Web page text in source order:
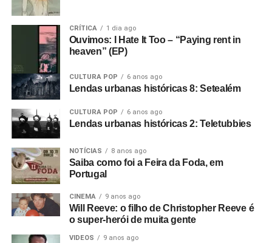
CRÍTICA 1 dia ago
Ouvimos: I Hate It Too – “Paying rent in
heaven” (EP)
CULTURA POP 6 anos ago
Lendas urbanas históricas 8: Setealém
CULTURA POP 6 anos ago
Lendas urbanas históricas 2: Teletubbies
NOTÍCIAS 8 anos ago
Saiba como foi a Feira da Foda, em
Portugal
CINEMA 9 anos ago
Will Reeve: o filho de Christopher Reeve é
o super-herói de muita gente
VIDEOS 9 anos ago